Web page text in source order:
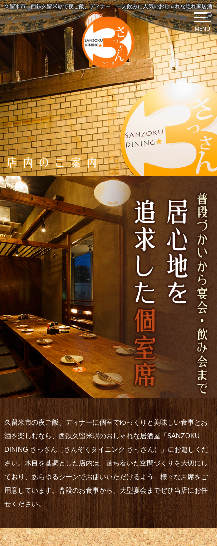
久留米市、西鉄久留米駅で夜ご飯、ディナー、一人飲みに人気のおしゃれな隠れ家居酒
屋
MENU
久留米市の夜ご飯、ディナーに個室でゆっくりと美味しい食事とお
酒を楽しむなら、西鉄久留米駅のおしゃれな居酒屋「SANZOKU
DINING さっさん（さんぞくダイニング さっさん）」にお越しくだ
さい。木目を基調とした店内は、落ち着いた空間づくりを大切にし
ており、あらゆるシーンでお使いいただけるよう、様々なお席をご
用意しています。普段のお食事から、大型宴会までぜひ当店にお任
せください。